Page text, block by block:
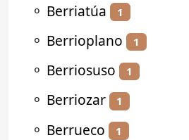
⚬ Berriatúa 1
⚬ Berrioplano 1
⚬ Berriosuso 1
⚬ Berriozar 1
⚬ Berrueco 1